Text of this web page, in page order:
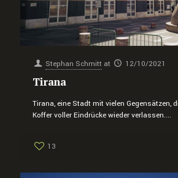
Stephan Schmitt at 12/10/2021
Tirana
Tirana, eine Stadt mit vielen Gegensätzen,
Koffer voller Eindrücke wieder verlassen....
13